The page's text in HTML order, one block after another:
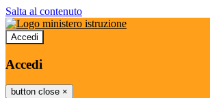
Salta al contenuto
Accedi
Accedi
button close ×